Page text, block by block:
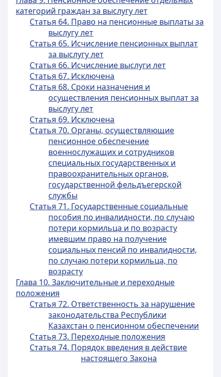
категорий граждан за выслугу лет
Статья 64. Право на пенсионные выплаты за
выслугу лет
Статья 65. Исчисление пенсионных выплат
за выслугу лет
Статья 66. Исчисление выслуги лет
Статья 67. Исключена
Статья 68. Сроки назначения и
осуществления пенсионных выплат за
выслугу лет
Статья 69. Исключена
Статья 70. Органы, осуществляющие
пенсионное обеспечение
военнослужащих и сотрудников
специальных государственных и
правоохранительных органов,
государственной фельдъегерской
службы
Статья 71. Государственные социальные
пособия по инвалидности, по случаю
потери кормильца и по возрасту
имевшим право на получение
социальных пенсий по инвалидности,
по случаю потери кормильца, по
возрасту
Глава 10. Заключительные и переходные
положения
Статья 72. Ответственность за нарушение
законодательства Республики
Казахстан о пенсионном обеспечении
Статья 73. Переходные положения
Статья 74. Порядок введения в действие
настоящего Закона